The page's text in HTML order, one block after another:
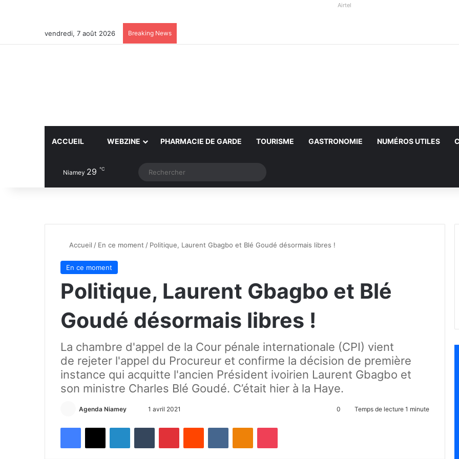
Airtel
vendredi, 7 août 2026 Breaking News
ACCUEIL WEBZINE PHARMACIE DE GARDE TOURISME GASTRONOMIE NUMÉROS UTILES
Niamey 29 ℃ Article Aléatoire
Switch skin
Accueil / En ce moment / Politique, Laurent Gbagbo et Blé Goudé désormais libres !
En ce moment
Politique, Laurent Gbagbo et Blé
Goudé désormais libres !
La chambre d'appel de la Cour pénale internationale (CPI) vient
de rejeter l'appel du Procureur et confirme la décision de première
instance qui acquitte l'ancien Président ivoirien Laurent Gbagbo et
son ministre Charles Blé Goudé. C’était hier à la Haye.
Agenda Niamey
o
1 avril 2021 0 Temps de lecture 1 minute